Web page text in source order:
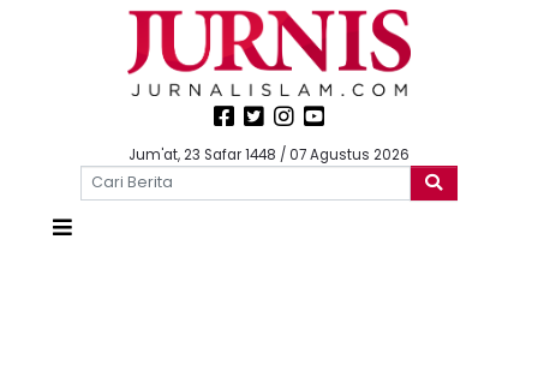
Jum'at, 23 Safar 1448 / 07 Agustus 2026